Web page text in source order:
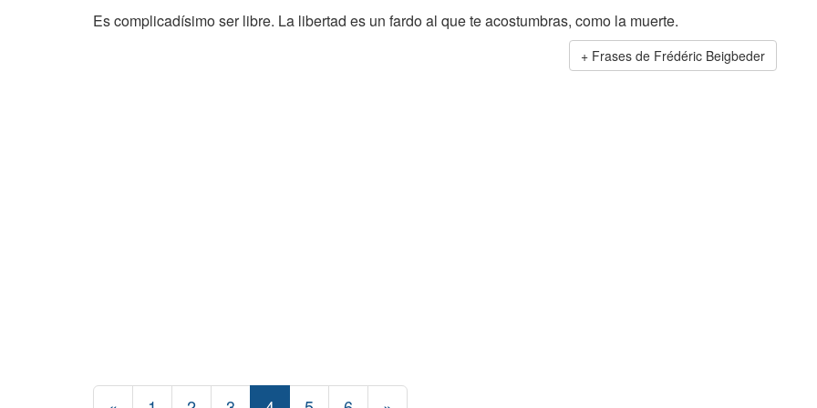
Es complicadísimo ser libre. La libertad es un fardo al que te acostumbras, como la muerte.
Frases de Frédéric Beigbeder